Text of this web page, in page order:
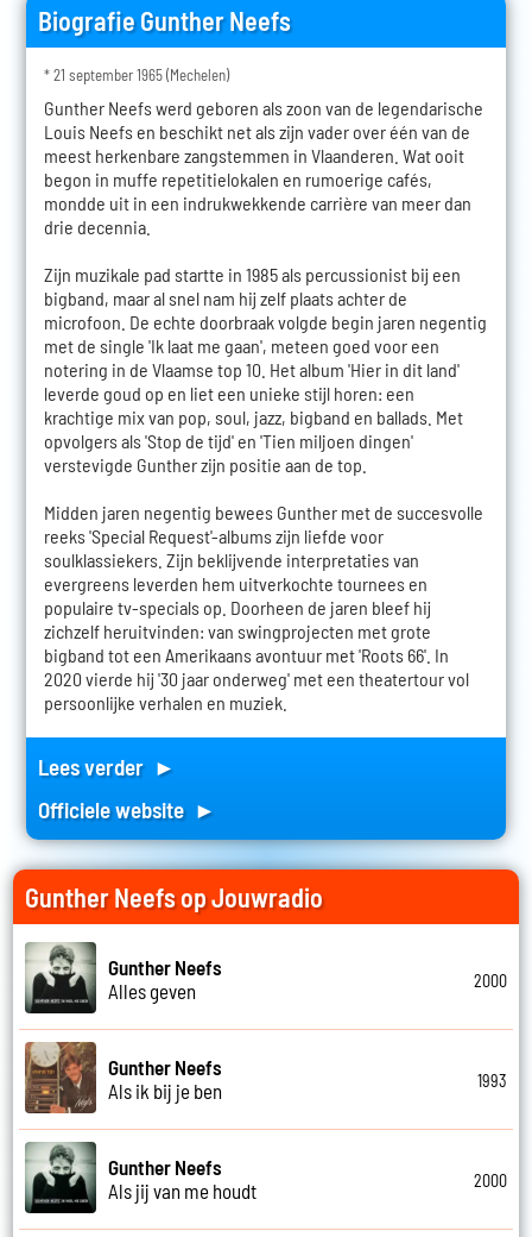
Biografie Gunther Neefs
* 21 september 1965 (Mechelen)
Gunther Neefs werd geboren als zoon van de legendarische
Louis Neefs en beschikt net als zijn vader over één van de
meest herkenbare zangstemmen in Vlaanderen. Wat ooit
begon in muffe repetitielokalen en rumoerige cafés,
mondde uit in een indrukwekkende carrière van meer dan
drie decennia.
Zijn muzikale pad startte in 1985 als percussionist bij een
bigband, maar al snel nam hij zelf plaats achter de
microfoon. De echte doorbraak volgde begin jaren negentig
met de single 'Ik laat me gaan', meteen goed voor een
notering in de Vlaamse top 10. Het album 'Hier in dit land'
leverde goud op en liet een unieke stijl horen: een
krachtige mix van pop, soul, jazz, bigband en ballads. Met
opvolgers als 'Stop de tijd' en 'Tien miljoen dingen'
verstevigde Gunther zijn positie aan de top.
Midden jaren negentig bewees Gunther met de succesvolle
reeks 'Special Request'-albums zijn liefde voor
soulklassiekers. Zijn beklijvende interpretaties van
evergreens leverden hem uitverkochte tournees en
populaire tv-specials op. Doorheen de jaren bleef hij
zichzelf heruitvinden: van swingprojecten met grote
bigband tot een Amerikaans avontuur met 'Roots 66'. In
2020 vierde hij '30 jaar onderweg' met een theatertour vol
persoonlijke verhalen en muziek.
Lees verder ►
Officiele website ►
Gunther Neefs op Jouwradio
Gunther Neefs
Alles geven
2000
Gunther Neefs
Als ik bij je ben
1993
Gunther Neefs
Als jij van me houdt
2000